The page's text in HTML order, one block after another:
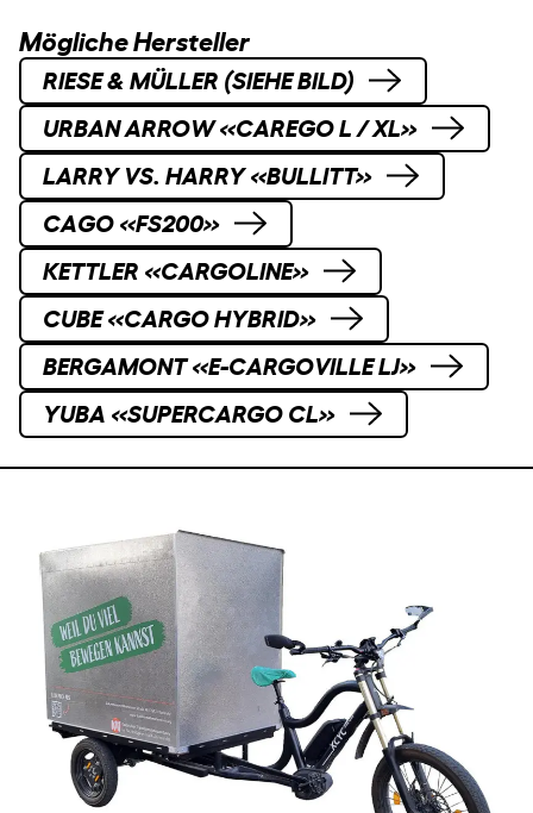
Mögliche Hersteller
RIESE & MÜLLER (SIEHE BILD)
URBAN ARROW «CAREGO L / XL»
LARRY VS. HARRY «BULLITT»
CAGO «FS200»
KETTLER «CARGOLINE»
CUBE «CARGO HYBRID»
BERGAMONT «E-CARGOVILLE LJ»
YUBA «SUPERCARGO CL»